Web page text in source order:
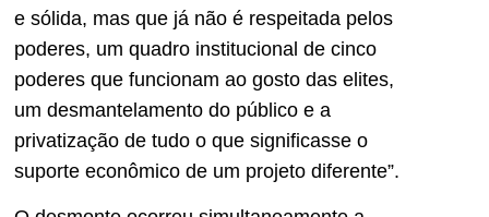
e sólida, mas que já não é respeitada pelos
poderes, um quadro institucional de cinco
poderes que funcionam ao gosto das elites,
um desmantelamento do público e a
privatização de tudo o que significasse o
suporte econômico de um projeto diferente”.